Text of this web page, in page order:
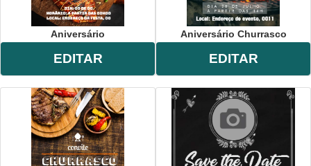
Aniversário
EDITAR
Aniversário Churrasco
EDITAR